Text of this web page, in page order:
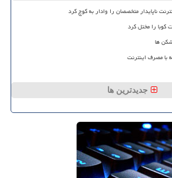
ناپایدار متخصصان را وادار به کوچ کرد
را مختل کرد
ها
با مصرف اینترنت
جدیدترین ها